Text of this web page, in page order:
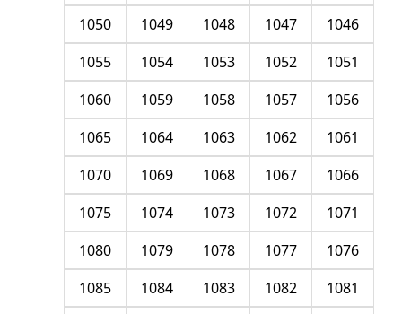
1046
1047
1048
1049
1050
1051
1052
1053
1054
1055
1056
1057
1058
1059
1060
1061
1062
1063
1064
1065
1066
1067
1068
1069
1070
1071
1072
1073
1074
1075
1076
1077
1078
1079
1080
1081
1082
1083
1084
1085